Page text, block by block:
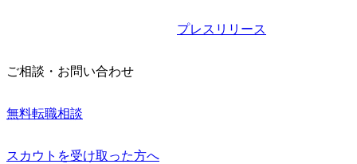
プレスリリース
ご相談・お問い合わせ
無料転職相談
スカウトを受け取った方へ